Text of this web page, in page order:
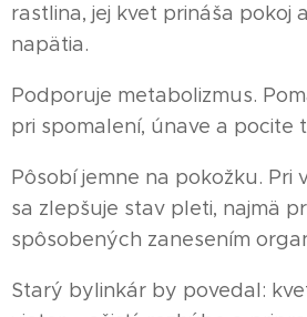
rastlina, jej kvet prináša pokoj
napätia.
Podporuje metabolizmus.
pri spomalení, únave a pocite
Pôsobí jemne na pokožku. Pri
sa zlepšuje stav pleti, najmä
spôsobených zanesením
Starý bylinkár by povedal: